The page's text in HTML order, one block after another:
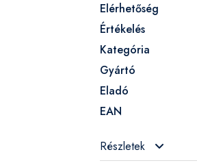
Elérhetőség
Értékelés
Kategória
Gyártó
Eladó
EAN
Részletek